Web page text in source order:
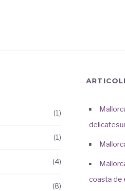
(1)
(1)
(4)
(8)
coasta de